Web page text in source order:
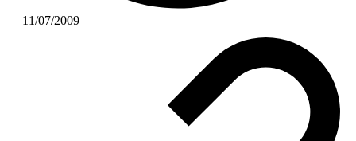
11/07/2009